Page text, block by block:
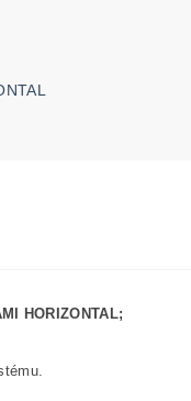
HORIZONTAL;